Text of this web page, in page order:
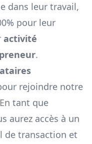
dans leur travail,
pour leur
activité
.
rejoindre notre
tant que
aurez accès à un
de transaction et